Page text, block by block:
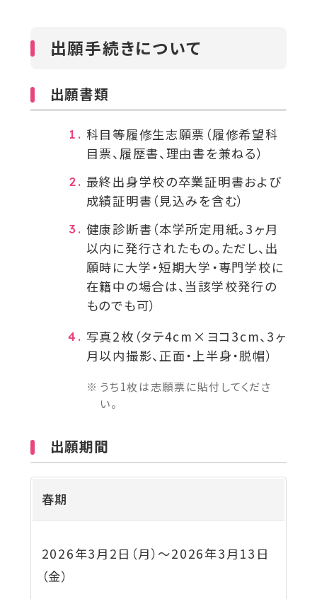
出願手続きについて
出願書類
科目等履修生志願票（履修希望科
目票、履歴書、理由書を兼ねる）
最終出身学校の卒業証明書および
成績証明書（見込みを含む）
健康診断書（本学所定用紙。3ヶ月
以内に発行されたもの。ただし、出
願時に大学・短期大学・専門学校に
在籍中の場合は、当該学校発行の
ものでも可）
写真2枚（タテ4cm×ヨコ3cm、3ヶ
月以内撮影、正面・上半身・脱帽）
うち1枚は志願票に貼付してくださ
い。
出願期間
春期
2026年3月2日（月） ～2026年3月13日
（金）